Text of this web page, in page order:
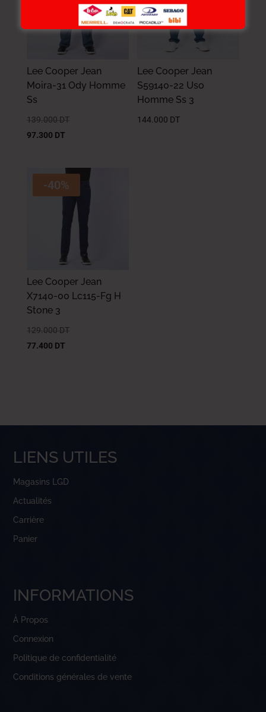
Lee Cooper Jean
Moira-31 Ody Homme
Ss
139.000 DT
97.300 DT
Lee Cooper Jean
S59140-22 Uso
Homme Ss 3
144.000 DT
-40%
Lee Cooper Jean
X7140-00 Lc115-Fg H
Stone 3
129.000 DT
77.400 DT
LIENS UTILES
Magasins LGD
Actualités
Carrière
Panier
INFORMATIONS
À Propos
Connexion
Politique de confidentialité
Conditions générales de vente